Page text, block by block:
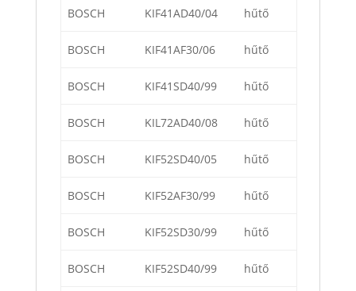
BOSCH KIF41AD40/04 hűtő
BOSCH KIF41AF30/06 hűtő
BOSCH KIF41SD40/99 hűtő
BOSCH KIL72AD40/08 hűtő
BOSCH KIF52SD40/05 hűtő
BOSCH KIF52AF30/99 hűtő
BOSCH KIF52SD30/99 hűtő
BOSCH KIF52SD40/99 hűtő